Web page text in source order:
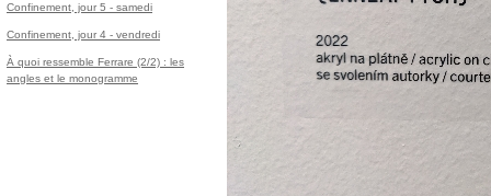
Confinement, jour 5 - samedi
Confinement, jour 4 - vendredi
À quoi ressemble Ferrare (2/2) : les
angles et le monogramme